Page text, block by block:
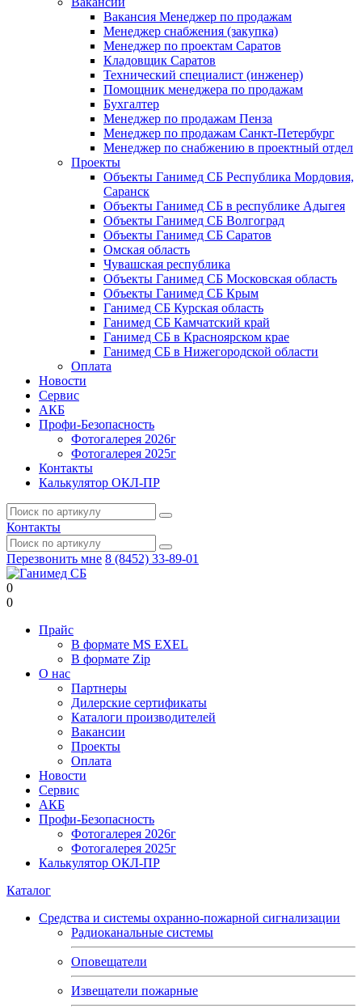
Вакансия Менеджер по продажам
Менеджер снабжения (закупка)
Менеджер по проектам Саратов
Кладовщик Саратов
Технический специалист (инженер)
Помощник менеджера по продажам
Бухгалтер
Менеджер по продажам Пенза
Менеджер по продажам Санкт-Петербург
Менеджер по снабжению в проектный отдел
Проекты
Объекты Ганимед СБ Республика Мордовия,
Саранск
Объекты Ганимед СБ в республике Адыгея
Объекты Ганимед СБ Волгоград
Объекты Ганимед СБ Саратов
Омская область
Чувашская республика
Объекты Ганимед СБ Московская область
Объекты Ганимед СБ Крым
Ганимед СБ Курская область
Ганимед СБ Камчатский край
Ганимед СБ в Красноярском крае
Ганимед СБ в Нижегородской области
Оплата
Новости
Сервис
АКБ
Профи-Безопасность
Фотогалерея 2026г
Фотогалерея 2025г
Контакты
Калькулятор ОКЛ-ПР
Контакты
Перезвонить мне 8 (8452) 33-89-01
0
0
Прайс
В формате MS EXEL
В формате Zip
О нас
Партнеры
Дилерские сертификаты
Каталоги производителей
Вакансии
Проекты
Оплата
Новости
Сервис
АКБ
Профи-Безопасность
Фотогалерея 2026г
Фотогалерея 2025г
Калькулятор ОКЛ-ПР
Каталог
Средства и системы охранно-пожарной сигнализации
Радиоканальные системы
Оповещатели
Извещатели пожарные